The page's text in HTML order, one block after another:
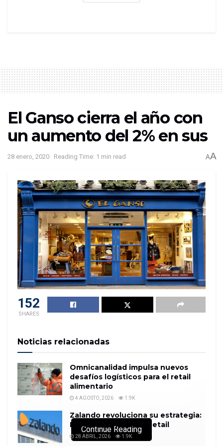
El Ganso cierra el año con
un aumento del 2% en sus
28 enero, 2020 Reading Time: 1 min read AA
152
SHARES
Noticias relacionadas
Omnicanalidad impulsa nuevos
desafíos logísticos para el retail
alimentario
4 AGOSTO, 2026 1.9K
Zalando revoluciona su estrategia:
El fin de Connected Retail
28 ABRIL, 2026 1.9K
Continue Reading